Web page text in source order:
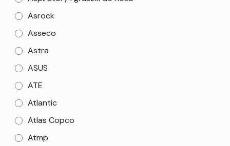
Asrock
Asseco
Astra
ASUS
ATE
Atlantic
Atlas Copco
Atmp